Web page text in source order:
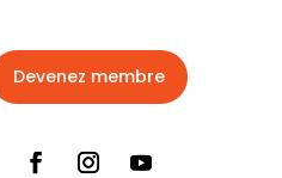
Devenez membre